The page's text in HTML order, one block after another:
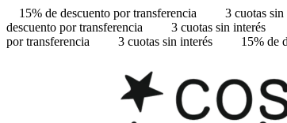
15% de descuento por transferencia 3 cuotas sin
descuento por transferencia
3 cuotas sin interés
por transferencia
3 cuotas sin interés 15% de